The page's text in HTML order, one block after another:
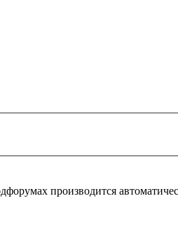
производится